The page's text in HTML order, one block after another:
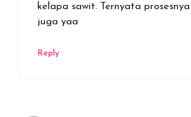
kelapa sawit. Ternyata
juga yaa
Reply